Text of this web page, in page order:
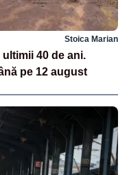
Stoica Marian
40 de ani.
pe 12 august